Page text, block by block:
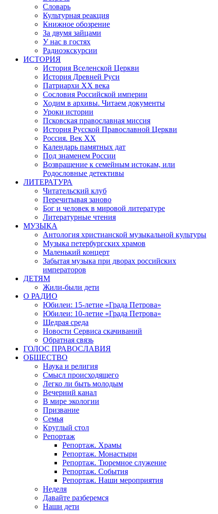
Словарь
Культурная реакция
Книжное обозрение
За двумя зайцами
У нас в гостях
Радиоэкскурсии
ИСТОРИЯ
История Вселенской Церкви
История Древней Руси
Патриархи XX века
Сословия Российской империи
Ходим в архивы. Читаем документы
Уроки истории
Псковская православная миссия
История Русской Православной Церкви
Россия. Век ХХ
Календарь памятных дат
Под знаменем России
Возвращение к семейным истокам, или
Родословные детективы
ЛИТЕРАТУРА
Читательский клуб
Перечитывая заново
Бог и человек в мировой литературе
Литературные чтения
МУЗЫКА
Антология христианской музыкальной культуры
Музыка петербургских храмов
Маленький концерт
Забытая музыка при дворах российских
императоров
ДЕТЯМ
Жили-были дети
О РАДИО
Юбилеи: 15-летие «Града Петрова»
Юбилеи: 10-летие «Града Петрова»
Щедрая среда
Новости Сервиса скачиваний
Обратная связь
ГОЛОС ПРАВОСЛАВИЯ
ОБЩЕСТВО
Наука и религия
Смысл происходящего
Легко ли быть молодым
Вечерний канал
В мире экологии
Призвание
Семья
Круглый стол
Репортаж
Репортаж. Храмы
Репортаж. Монастыри
Репортаж. Тюремное служение
Репортаж. События
Репортаж. Наши мероприятия
Неделя
Давайте разберемся
Наши дети